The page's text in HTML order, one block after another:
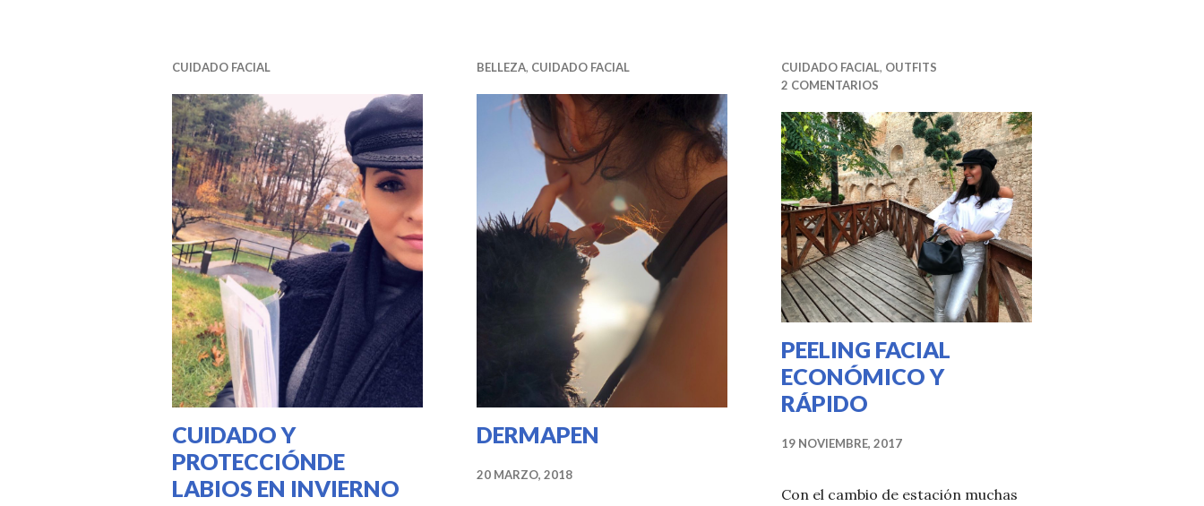
CUIDADO FACIAL
CUIDADO Y
PROTECCIÓNDE
LABIOS EN INVIERNO
BELLEZA, CUIDADO FACIAL
DERMAPEN
20 MARZO, 2018
CUIDADO FACIAL, OUTFITS
2 COMENTARIOS
PEELING FACIAL
ECONÓMICO Y
RÁPIDO
19 NOVIEMBRE, 2017
Con el cambio de estación muchas